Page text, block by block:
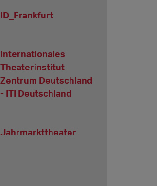
ID_Frankfurt
Internationales
Theaterinstitut
Zentrum Deutschland
- ITI Deutschland
Jahrmarkttheater